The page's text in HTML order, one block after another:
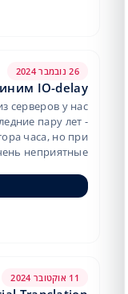
26 נובמבר 2024
IO-delay
серверов у нас
пару лет -
часа, но при
неприятные
11 אוקטובר 2024